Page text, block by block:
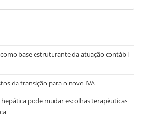
base estruturante da atuação contábil
da transição para o novo IVA
hepática pode mudar escolhas terapêuticas